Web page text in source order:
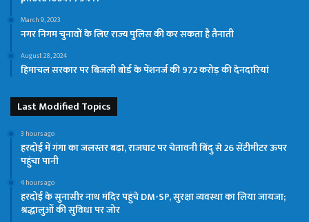
March 9, 2023
नगर निगम चुनावों के लिए राज्य पुलिस की कर सकता है तैनाती
August 28, 2024
हिमाचल सरकार पर बिजली बोर्ड के पेंशनर्ज की 972 करोड़ की देनदारियां
Last Modified Topics
3 hours ago
हरदोई में गंगा का जलस्तर बढ़ा, राजघाट पर चेतावनी बिंदु से 26 सेंटीमीटर ऊपर
पहुंचा पानी
4 hours ago
हरदोई के सुनासीर नाथ मंदिर पहुंचे DM-SP, सुरक्षा व्यवस्था का लिया जायजा;
श्रद्धालुओं की सुविधा पर जोर